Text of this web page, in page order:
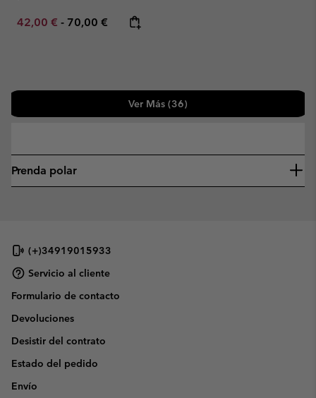
Minimum sale price:
42,00 € - Maximum price:
70,00 €
Ver Más (36)
Prenda polar
(+)34919015933
Servicio al cliente
Formulario de contacto
Devoluciones
Desistir del contrato
Estado del pedido
Envío